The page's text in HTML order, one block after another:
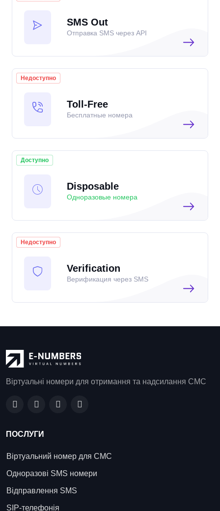
SMS Out
Отправка SMS через API
Недоступно
Toll-Free
Бесплатные номера
Доступно
Disposable
Одноразовые номера
Недоступно
Verification
Верификация через SMS
Віртуальні номери для отримання та надсилання СМС
ПОСЛУГИ
Віртуальний номер для СМС
Одноразові SMS номери
Відправлення SMS
SIP-телефонія